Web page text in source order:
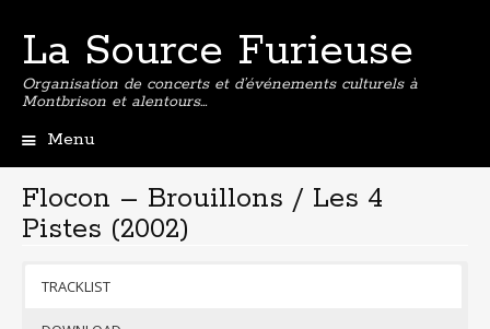
La Source Furieuse
Organisation de concerts et d’événements culturels à
Montbrison et alentours…
Menu
contenu
principal
Flocon – Brouillons / Les 4
Pistes (2002)
TRACKLIST